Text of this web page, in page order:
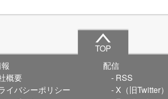
TOP
概要
イバシーポリシー
配信
RSS
X（旧Twitter）